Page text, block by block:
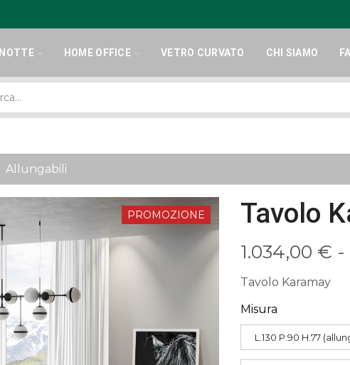
NOTTE HOME OFFICE VETRO CURVATO CHI SIAMO
Allungabili
PROMOZIONE Tavolo
1.034,00 € -
Tavolo Karamay
Misura
L.130 P.90 H.77